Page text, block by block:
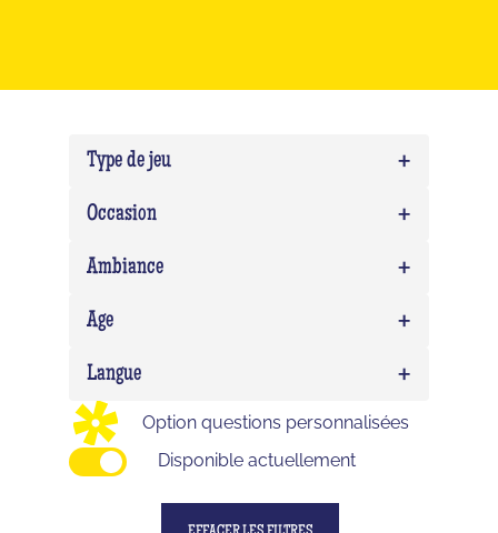
Type de jeu +
Quiz 0
Occasion +
Team building 0
Ambiance +
0
Age +
Enfant 0
Ado
Adulte
Langue +
Option questions personnalisées
Disponible actuellement